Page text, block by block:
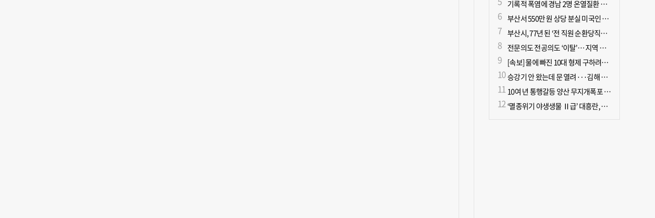
기록적 폭염에 경남 2명 온열질환 사망
부산서 550만 원 상당 분실 미국인 관광객, 경찰 도움으로 되찾아
부산시, 77년 된 ‘전 직원 순환당직제’ 폐지
전문의도 전공의도 ‘이탈’… 지역 필수의료 무너진다
[속보] 물에 빠진 10대 형제 구하려던 50대 군인 2명 심정지 상태로 이송
승강기 안 왔는데 문 열려···김해 병원서 60대 직원 추락사
10여 년 통행갈등 양산 무지개폭포 해결되나?
‘멸종위기 야생생물 Ⅱ급’ 대흥란, 지리산 새 서식지 확인